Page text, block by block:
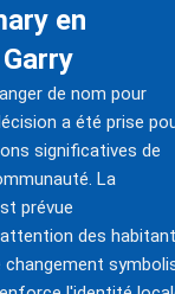
en
de nom pour
a été prise
significatives de
La
prévue
des
changement